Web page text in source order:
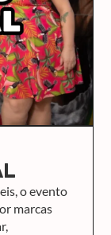
o evento
marcas